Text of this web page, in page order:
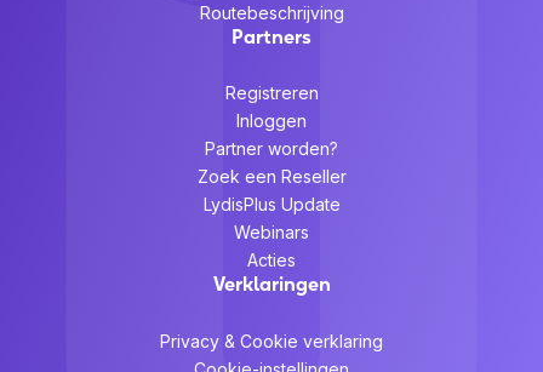
Routebeschrijving
Partners
Registreren
Inloggen
Partner worden?
Zoek een Reseller
LydisPlus Update
Webinars
Acties
Verklaringen
Privacy & Cookie verklaring